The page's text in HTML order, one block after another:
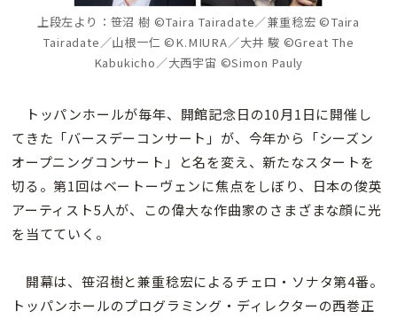
上段左より：笹沼 樹 ©Taira Tairadate／兼重稔宏 ©Taira
Tairadate／山根一仁 ©K.MIURA／大井 駿 ©Great The
Kabukicho／大西宇宙 ©Simon Pauly
トッパンホールが毎年、開館記念日の10月1日に開催し
てきた「バースデーコンサート」が、今年から「シーズン
オープニングコンサート」と名を変え、新たなスタートを
切る。第1回はベートーヴェンに焦点をしぼり、日本の俊英
アーティスト5人が、この偉大な作曲家のさまざまな顔に光
を当てていく。
開幕は、笹沼樹と兼重稔宏によるチェロ・ソナタ第4番。
トッパンホールのプログラミング・ディレクターの西巻正